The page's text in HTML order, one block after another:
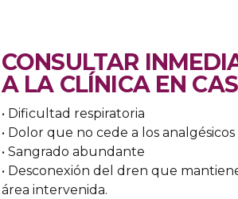
CONSULTAR
A LA CLÍNICA EN
• Dificultad respiratoria
• Dolor que no cede a los analgésicos
• Sangrado abundante
• Desconexión del dren que
área intervenida.